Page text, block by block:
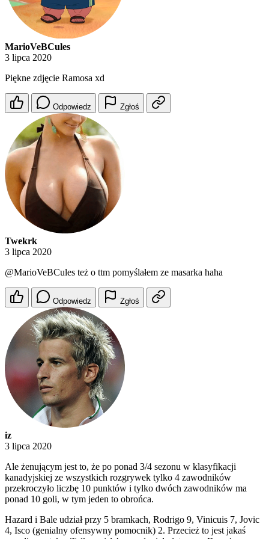
MarioVeBCules
3 lipca 2020
Piękne zdjęcie Ramosa xd
Odpowiedz Zgłoś
Twekrk
3 lipca 2020
@MarioVeBCules też o ttm pomyślałem ze masarka haha
Odpowiedz Zgłoś
iz
3 lipca 2020
Ale żenującym jest to, że po ponad 3/4 sezonu w klasyfikacji
kanadyjskiej ze wszystkich rozgrywek tylko 4 zawodników
przekroczyło liczbę 10 punktów i tylko dwóch zawodników ma
ponad 10 goli, w tym jeden to obrońca.
Hazard i Bale udział przy 5 bramkach, Rodrigo 9, Vinicuis 7, Jovic
4, Isco (genialny ofensywny pomocnik) 2. Przecież to jest jakaś